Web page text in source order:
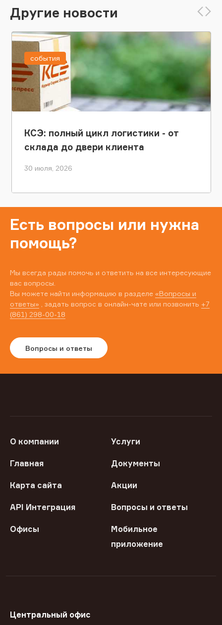
Другие новости
КСЭ: полный цикл логистики - от
склада до двери клиента
30 июля, 2026
события
Есть вопросы или нужна
помощь?
Мы всегда рады помочь и ответить на все интересующие
вас вопросы.
Вы можете найти информацию в разделе «Вопросы и
ответы» , задать вопрос в онлайн-чате или позвонить +7
(861) 298-00-18
Вопросы и ответы
О компании Услуги
Главная Документы
Карта сайта Акции
API Интеграция Вопросы и ответы
Офисы
Мобильное
приложение
Центральный офис